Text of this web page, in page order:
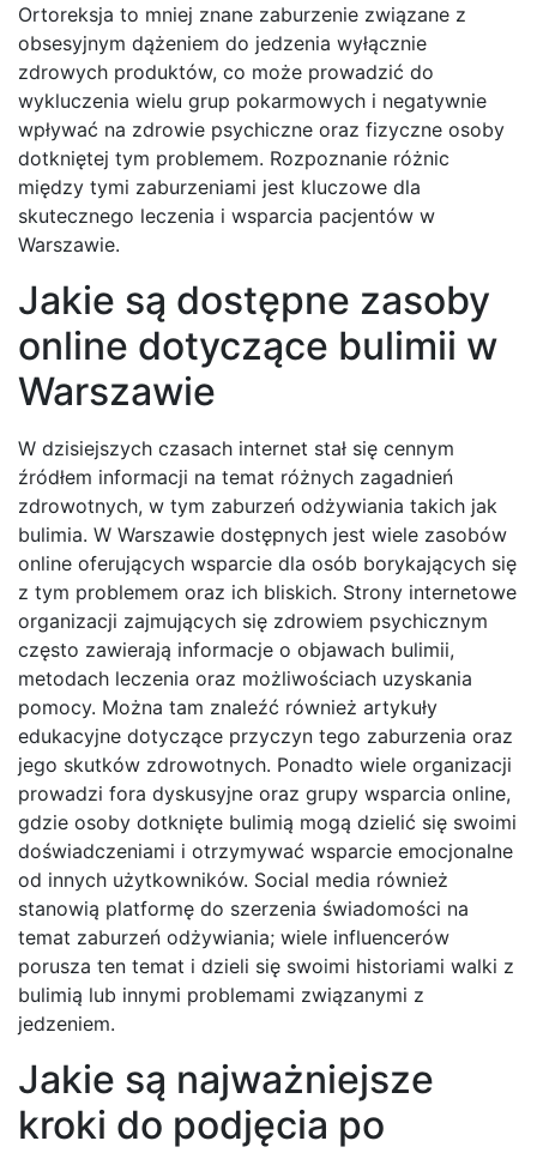
Ortoreksja to mniej znane zaburzenie związane z
obsesyjnym dążeniem do jedzenia wyłącznie
zdrowych produktów, co może prowadzić do
wykluczenia wielu grup pokarmowych i negatywnie
wpływać na zdrowie psychiczne oraz fizyczne osoby
dotkniętej tym problemem. Rozpoznanie różnic
między tymi zaburzeniami jest kluczowe dla
skutecznego leczenia i wsparcia pacjentów w
Warszawie.
Jakie są dostępne zasoby
online dotyczące bulimii w
Warszawie
W dzisiejszych czasach internet stał się cennym
źródłem informacji na temat różnych zagadnień
zdrowotnych, w tym zaburzeń odżywiania takich jak
bulimia. W Warszawie dostępnych jest wiele zasobów
online oferujących wsparcie dla osób borykających się
z tym problemem oraz ich bliskich. Strony internetowe
organizacji zajmujących się zdrowiem psychicznym
często zawierają informacje o objawach bulimii,
metodach leczenia oraz możliwościach uzyskania
pomocy. Można tam znaleźć również artykuły
edukacyjne dotyczące przyczyn tego zaburzenia oraz
jego skutków zdrowotnych. Ponadto wiele organizacji
prowadzi fora dyskusyjne oraz grupy wsparcia online,
gdzie osoby dotknięte bulimią mogą dzielić się swoimi
doświadczeniami i otrzymywać wsparcie emocjonalne
od innych użytkowników. Social media również
stanowią platformę do szerzenia świadomości na
temat zaburzeń odżywiania; wiele influencerów
porusza ten temat i dzieli się swoimi historiami walki z
bulimią lub innymi problemami związanymi z
jedzeniem.
Jakie są najważniejsze
kroki do podjęcia po